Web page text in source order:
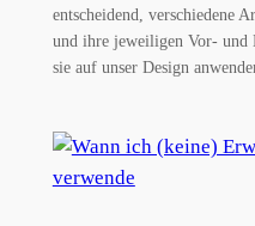
entscheidend, verschiedene
und ihre jeweiligen Vor- und
sie auf unser Design